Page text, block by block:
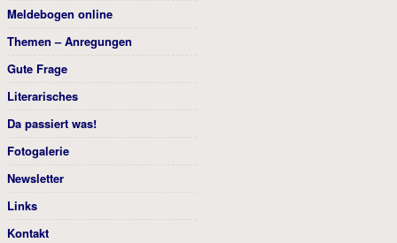
Meldebogen online
Themen – Anregungen
Gute Frage
Literarisches
Da passiert was!
Fotogalerie
Newsletter
Links
Kontakt